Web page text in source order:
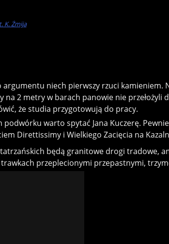
K. Żmija
argumentu niech pierwszy rzuci
na 2 metry w barach panowie nie przełożyli
że studia przygotowują do pracy.
podwórku warto spytać Jana Kuczerę.
Direttissimy i Wielkiego Zacięcia na
będą granitowe drogi tradowe,
przeplecionymi przepastnymi,